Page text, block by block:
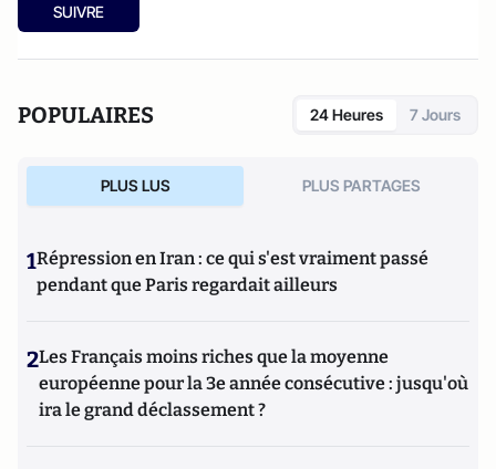
SUIVRE
POPULAIRES 24 Heures 7 Jours
PLUS LUS PLUS PARTAGES
1Répression en Iran : ce qui s'est vraiment passé
pendant que Paris regardait ailleurs
2Les Français moins riches que la moyenne
européenne pour la 3e année consécutive : jusqu'où
ira le grand déclassement ?